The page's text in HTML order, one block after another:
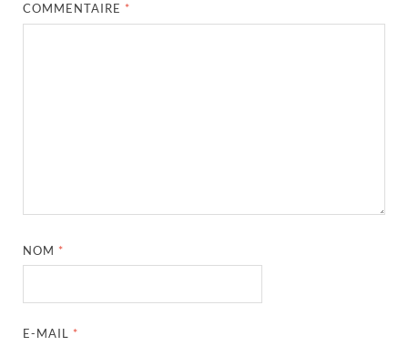
COMMENTAIRE *
NOM *
E-MAIL *